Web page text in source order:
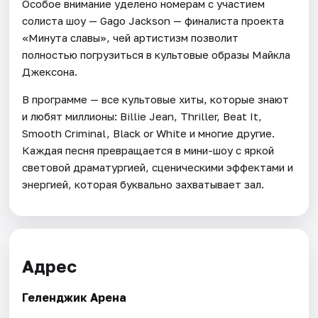
Особое внимание уделено номерам с участием
солиста шоу — Gago Jackson — финалиста проекта
«Минута славы», чей артистизм позволит
полностью погрузиться в культовые образы Майкла
Джексона.
В программе — все культовые хиты, которые знают
и любят миллионы: Billie Jean, Thriller, Beat It,
Smooth Criminal, Black or White и многие другие.
Каждая песня превращается в мини-шоу с яркой
световой драматургией, сценическими эффектами и
энергией, которая буквально захватывает зал.
Адрес
Геленджик Арена